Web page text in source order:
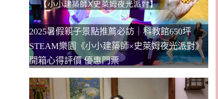
2025暑假親子景點推薦必訪｜科教館650坪
STEAM樂園《小小建築師×史萊姆夜光派對》
開箱心得評價 優惠門票